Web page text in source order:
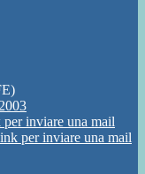
inviare una mail
per inviare una mail